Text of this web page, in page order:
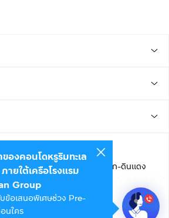
ยไนน์ เซ็นเตอร์ ชั้น 22 ถนนอโศก-ดินแดง
ำกัด (สำนักงานใหญ่)
ของคอนโดหรูริมทะเล
ายใต้เครือโรงแรม
Group
ข้อเสนอพิเศษช่วง Pre-
นใคร